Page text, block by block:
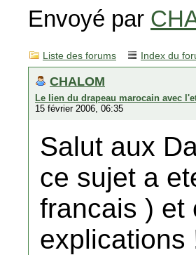
Envoyé par
Liste des forums Index du
CHALOM
Le lien du drapeau marocain avec
15 février 2006, 06:35
Salut aux
ce sujet a
francais ) et
explications